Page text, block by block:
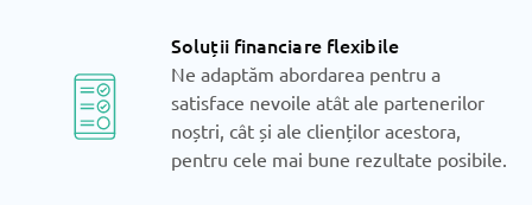
Soluții financiare flexibile
Ne adaptăm abordarea pentru a
satisface nevoile atât ale partenerilor
noștri, cât și ale clienților acestora,
pentru cele mai bune rezultate posibile.